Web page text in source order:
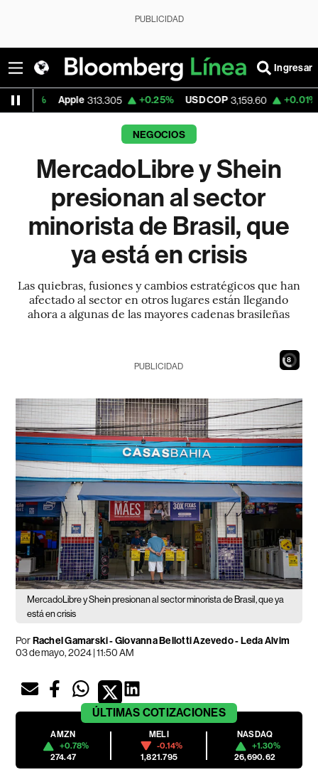
PUBLICIDAD
Ingresar
313.305 +0.25% USD COP 3,159.60 +0.01% Tesla
NEGOCIOS
MercadoLibre y Shein
presionan al sector
minorista de Brasil, que
ya está en crisis
Las quiebras, fusiones y cambios estratégicos que han
afectado al sector en otros lugares están llegando
ahora a algunas de las mayores cadenas brasileñas
6
PUBLICIDAD
MercadoLibre y Shein presionan al sector minorista de Brasil, que ya
está en crisis
PorRachel Gamarski - Giovanna Bellotti Azevedo - Leda Alvim
03 de mayo, 2024 | 11:50 AM
ÚLTIMAS COTIZACIONES
AMZN
+0.78%
274.47
MELI
-0.14%
1,821.795
NASDAQ
+1.30%
26,690.62